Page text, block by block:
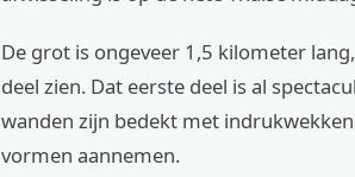
De grot is ongeveer 1,5 kilometer
deel zien. Dat eerste deel is al
wanden zijn bedekt met
vormen aannemen.